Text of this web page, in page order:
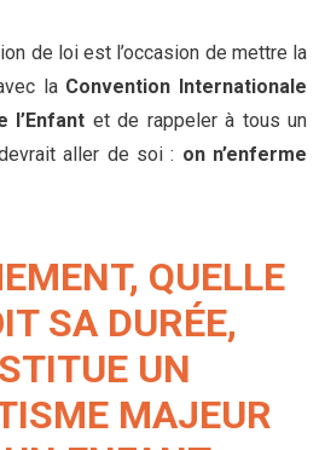
de loi est l’occasion de mettre la
la Convention Internationale
l’Enfant et de rappeler à tous un
aller de soi : on n’enferme
QUELLE
SA DURÉE,
UN
MAJEUR